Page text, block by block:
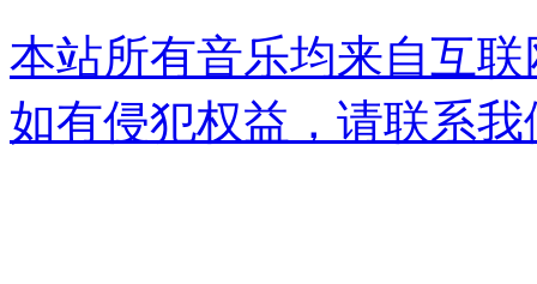
本站所有音乐均来自互
如有侵犯权益，请联系